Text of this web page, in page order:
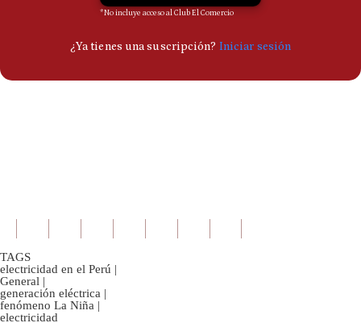
TAGS
electricidad en el Perú |
General |
generación eléctrica |
fenómeno La Niña |
electricidad